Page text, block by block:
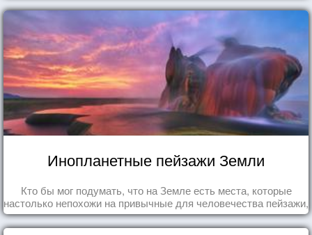
Инопланетные пейзажи Земли
Кто бы мог подумать, что на Земле есть места, которые
настолько непохожи на привычные для человечества пейзажи,
что кажутся и вовсе инопланетными!